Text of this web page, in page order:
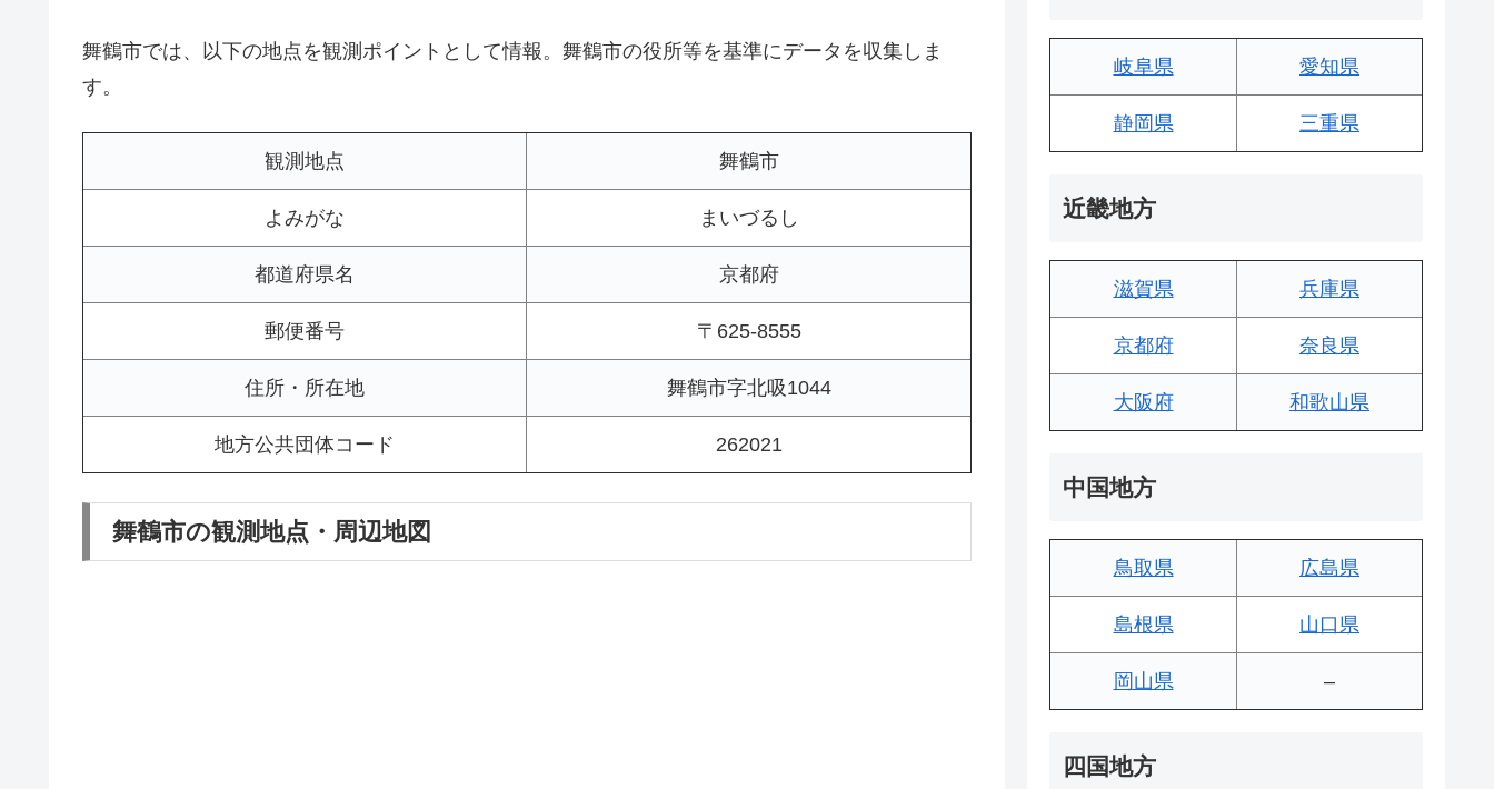
舞鶴市では、以下の地点を観測ポイントとして情報。舞鶴市の役所等を基準にデータを収集しま
す。
観測地点 舞鶴市
よみがな まいづるし
都道府県名 京都府
郵便番号 〒625-8555
住所・所在地 舞鶴市字北吸1044
地方公共団体コード 262021
舞鶴市の観測地点・周辺地図
岐阜県 愛知県
静岡県 三重県
近畿地方
滋賀県 兵庫県
京都府 奈良県
大阪府 和歌山県
中国地方
鳥取県 広島県
島根県 山口県
岡山県 –
四国地方